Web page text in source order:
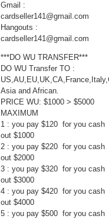
Gmail :
cardseller141@gmail.com
Hangouts :
cardseller141@gmail.com
***DO WU TRANSFER***
DO WU Transfer TO :
Asia and African.
PRICE WU: $1000 > $5000
MAXIMUM
1 : you pay $120 for you cash
out $1000
2 : you pay $220 for you cash
out $2000
3 : you pay $320 for you cash
out $3000
4 : you pay $420 for you cash
out $4000
5 : you pay $500 for you cash